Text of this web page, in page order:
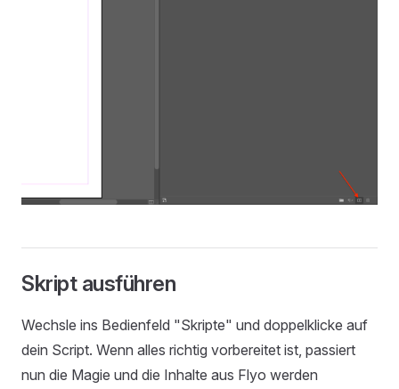
Skript ausführen
Wechsle ins Bedienfeld "Skripte" und doppelklicke auf
dein Script. Wenn alles richtig vorbereitet ist, passiert
nun die Magie und die Inhalte aus Flyo werden